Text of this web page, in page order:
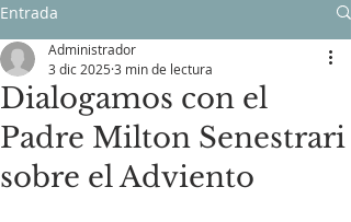
Entrada
Dialogamos con el
Padre Milton Senestrari
sobre el Adviento
Administrador
3 dic 2025 3 min de lectura